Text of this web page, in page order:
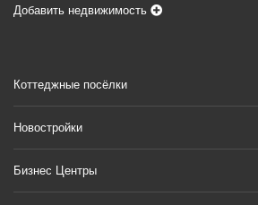
Добавить недвижимость
Коттеджные посёлки
Новостройки
Бизнес Центры